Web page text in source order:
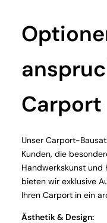
Carport
Unser Carport-
Kunden, die
Handwerkskunst und
bieten wir exklusive
Ihren Carport in ein
Ästhetik & Design: